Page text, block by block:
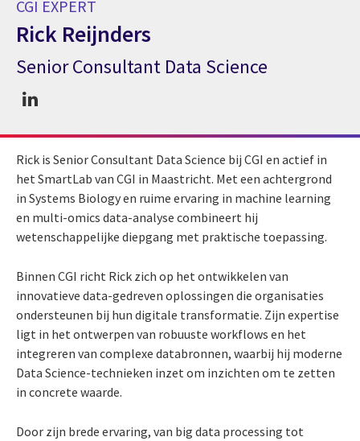
CGI EXPERT
Rick Reijnders
CGI expert Rick Reijnders
Senior Consultant Data Science
Rick is Senior Consultant Data Science bij CGI en actief in
het SmartLab van CGI in Maastricht. Met een achtergrond
in Systems Biology en ruime ervaring in machine learning
en multi-omics data-analyse combineert hij
wetenschappelijke diepgang met praktische toepassing.
Binnen CGI richt Rick zich op het ontwikkelen van
innovatieve data-gedreven oplossingen die organisaties
ondersteunen bij hun digitale transformatie. Zijn expertise
ligt in het ontwerpen van robuuste workflows en het
integreren van complexe databronnen, waarbij hij moderne
Data Science-technieken inzet om inzichten om te zetten
in concrete waarde.
Door zijn brede ervaring, van big data processing tot